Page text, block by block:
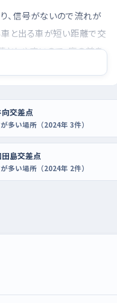
、信号がないので流れが
車と出る車が短い距離で交
しやすいので、店の前を
なる時間帯です。慣れな
や、慣れてから少しずつ
ッピングセンターのよう
選び、前向きで一度入
交差点
多い場所（2024年 3件）
島交差点
多い場所（2024年 2件）